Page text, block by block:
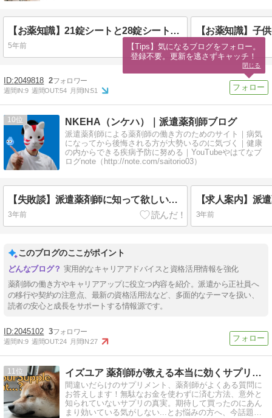
【お薬知識】21錠シートと28錠シートの存在する「ジェミーナ」の使い分けを見る
5年前 5年前
2049818 2
週間IN:9 週間OUT:54 月間IN:51
10 NKEHA（ンケハ）｜派遣薬剤師ブログ
派遣薬剤師による薬剤師の働き方のためのサイト｜病気
になってから後悔される方が大勢いるのに気づく｜健康
の内からできる疾病予防に努める｜YouTubeやはてなブ
ログnote（http://note.com/saitorio03）
【失敗談】派遣薬剤師に知って欲しい賃貸契約の注意点【契約更新のタイミングで無職！？】
3年前 3年前
このブログのここがポイント
実用的なキャリアアドバイスと資格活用情報を強化
薬剤師の働き方やキャリアアップに役立つ内容を紹介。派遣から正社員へ
の移行や契約の注意点、最新の資格活用法など、多面的なテーマを扱い、
読者の安心と成長をサポートする情報源です。
2045102 3
週間IN:9 週間OUT:24 月間IN:27
11 イズユア 薬剤師が教える本当に効くサプリとは？
間違いだらけのサプリメント、薬剤師がよくある質問に
お答えします！無駄なお金を使わずに済む方法、意外と
知られていないサプリの真実。期待して買ったのにあん
まり効いている気がしない...とお悩みの方へ、今話題の
【Tips】気になるブログをフォロー。
登録不要。更新を逃さずキャッチ！
閉じる